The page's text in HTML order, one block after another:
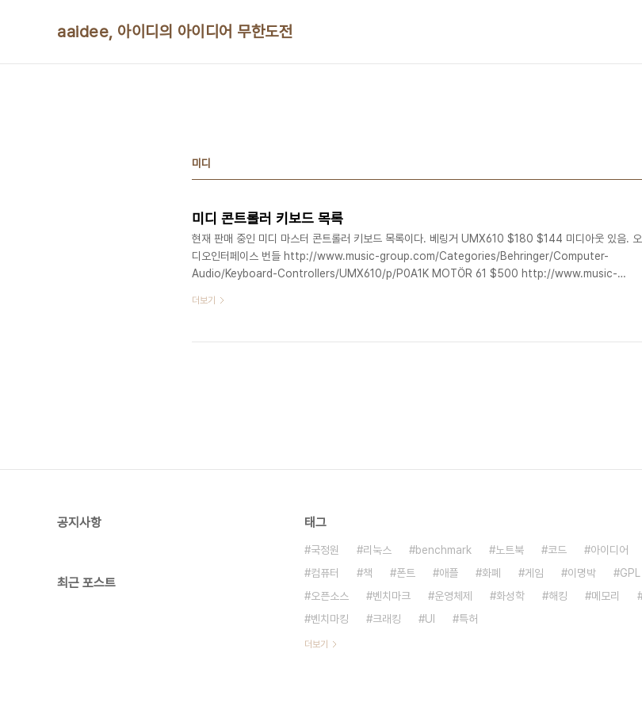
aaidee, 아이디의 아이디어 무한도전
미디
미디 콘트롤러 키보드 목록
현재 판매 중인 미디 마스터 콘트롤러 키보드 목록이다. 베링거 UMX610 $180 $144 미디아웃 있음. 오
디오인터페이스 번들 http://www.music-group.com/Categories/Behringer/Computer-
Audio/Keyboard-Controllers/UMX610/p/P0A1K MOTÖR 61 $500 http://www.music-
Controllers/MOT%C3%96R-61/p/P0AYR 다이나톤 DCK-61 중고 9만 미디포트 없음
더보기
공지사항
최근 포스트
태그
국정원 리눅스 benchmark 노트북 코드 아이디어
컴퓨터
책 폰트 애플 화폐 게임 이명박 GPL
오픈소스
벤치마크 운영체제 화성학 해킹 메모리
벤치마킹
크래킹 UI 특허
더보기